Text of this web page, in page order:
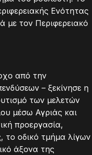
Ενότητας
με τον Περιφερειακό
από την
– ξεκίνησε η
των μελετών
μέσω Αγριάς και
προεργασία,
το οδικό τμήμα λίγων
άξονα της